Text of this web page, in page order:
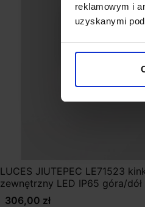
reklamowym i
uzyskanymi
LUCES JIUTEPEC LE71523
zewnętrzny LED IP65 góra/dół
306,00 zł